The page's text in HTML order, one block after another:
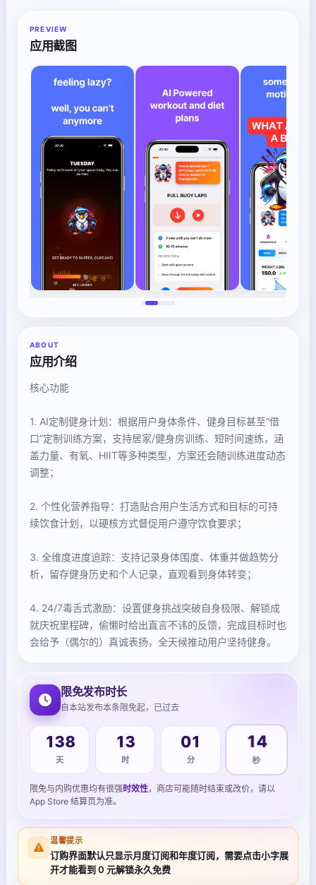
PREVIEW
应用截图
ABOUT
应用介绍
核心功能
1. AI定制健身计划：根据用户身体条件、健身目标甚至“借
口”定制训练方案，支持居家/健身房训练、短时间速练，涵
盖力量、有氧、HIIT等多种类型，方案还会随训练进度动态
调整；
2. 个性化营养指导：打造贴合用户生活方式和目标的可持
续饮食计划，以硬核方式督促用户遵守饮食要求；
3. 全维度进度追踪：支持记录身体围度、体重并做趋势分
析，留存健身历史和个人记录，直观看到身体转变；
4. 24/7毒舌式激励：设置健身挑战突破自身极限、解锁成
就庆祝里程碑，偷懒时给出直言不讳的反馈，完成目标时也
会给予（偶尔的）真诚表扬，全天候推动用户坚持健身。
限免发布时长
自本站发布本条限免起，已过去
138
天
13
时
01
分
14
秒
限免与内购优惠均有很强时效性，商店可能随时结束或改价，请以
App Store 结算页为准。
温馨提示
订购界面默认只显示月度订阅和年度订阅，需要点击小字展
开才能看到 0 元解锁永久免费